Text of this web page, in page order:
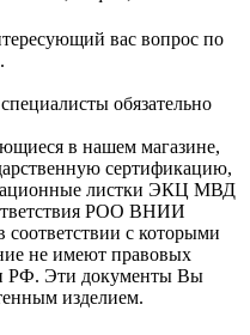
вас вопрос по
обязательно
в нашем магазине,
сертификацию,
листки ЭКЦ МВД
РОО ВНИИ
соответствии с которыми
не имеют правовых
РФ. Эти документы Вы
изделием.